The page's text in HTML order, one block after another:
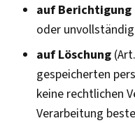
auf Berichtigung
oder
auf Löschung
gespeicherten
keine rechtlichen
Verarbeitung